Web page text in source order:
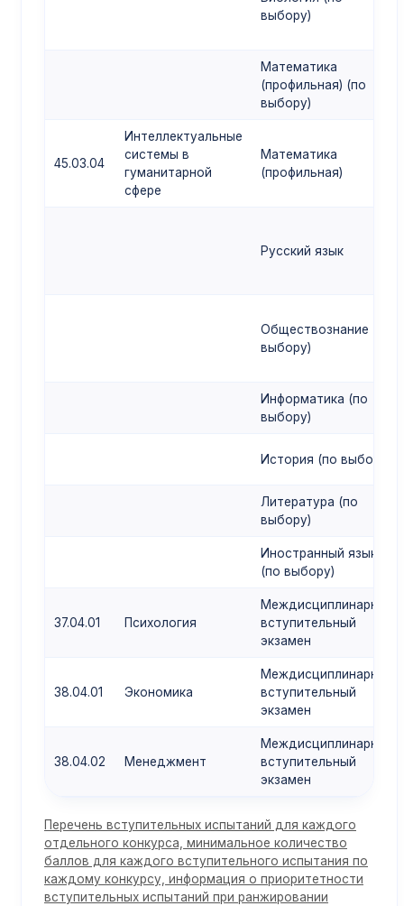
выбору)
Математика
(профильная) (по
выбору)
45.03.04
Интеллектуальные
системы в
гуманитарной
сфере
Математика
(профильная)
Русский язык
Обществознание (по
выбору)
Информатика (по
выбору)
История (по выбору)
Литература (по
выбору)
Иностранный язык
(по выбору)
37.04.01 Психология
Междисциплинарный
вступительный
экзамен
38.04.01 Экономика
Междисциплинарный
вступительный
экзамен
38.04.02 Менеджмент
Междисциплинарный
вступительный
экзамен
Перечень вступительных испытаний для каждого
отдельного конкурса, минимальное количество
баллов для каждого вступительного испытания по
каждому конкурсу, информация о приоритетности
вступительных испытаний при ранжировании